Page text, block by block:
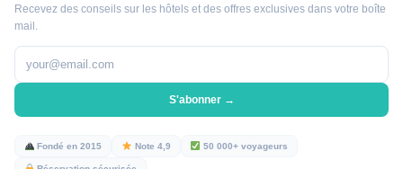
Recevez des conseils sur les hôtels et des offres exclusives dans votre boîte
mail.
S'abonner →
Fondé en 2015 Note 4,9 50 000+ voyageurs